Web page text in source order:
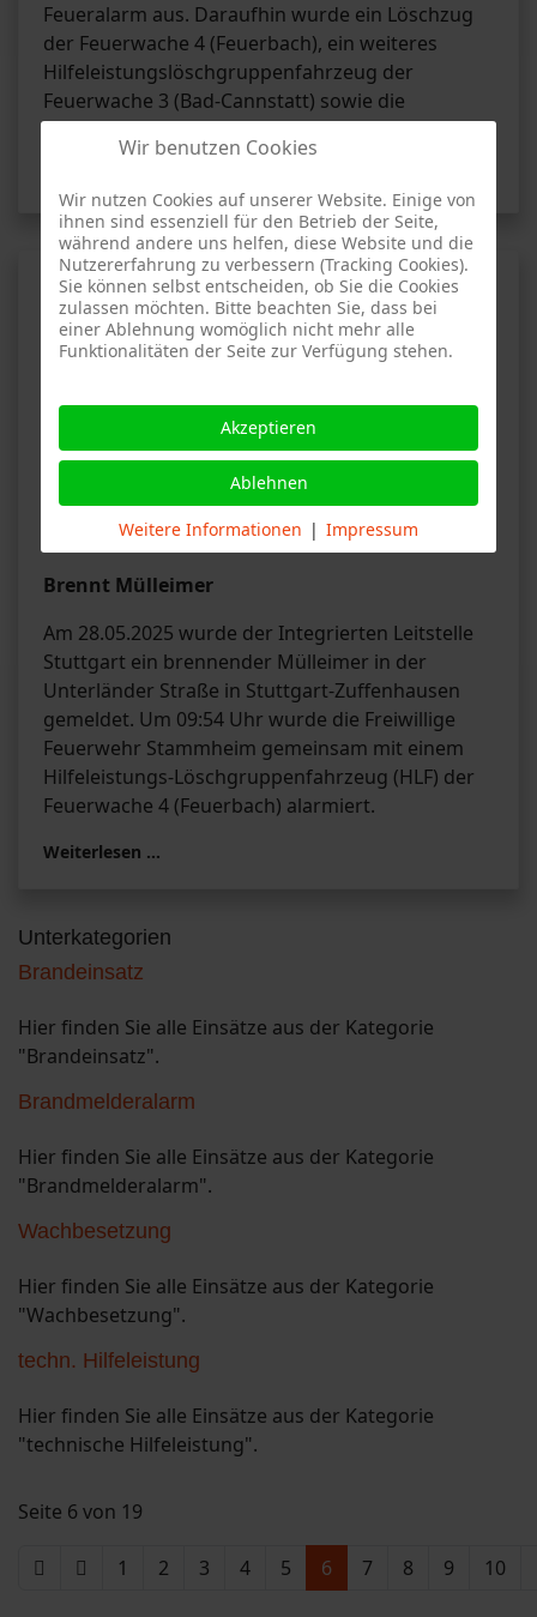
Feueralarm aus. Daraufhin wurde ein Löschzug
der Feuerwache 4 (Feuerbach), ein weiteres
Hilfeleistungslöschgruppenfahrzeug der
Feuerwache 3 (Bad-Cannstatt) sowie die
Freiwillige Feuerwehr Stammheim alarmiert.
Brand 1 - Unterländer Straße,
Stuttgart-Zuffenhausen
YB
Bericht der Feuerwehr Stuttgart-Stammheim
vom 28.05.2026
Brennt Mülleimer
Am 28.05.2025 wurde der Integrierten Leitstelle
Stuttgart ein brennender Mülleimer in der
Unterländer Straße in Stuttgart-Zuffenhausen
gemeldet. Um 09:54 Uhr wurde die Freiwillige
Feuerwehr Stammheim gemeinsam mit einem
Hilfeleistungs-Löschgruppenfahrzeug (HLF) der
Feuerwache 4 (Feuerbach) alarmiert.
Weiterlesen …
Unterkategorien
Brandeinsatz
Hier finden Sie alle Einsätze aus der Kategorie
"Brandeinsatz".
Brandmelderalarm
Hier finden Sie alle Einsätze aus der Kategorie
"Brandmelderalarm".
Wachbesetzung
Hier finden Sie alle Einsätze aus der Kategorie
"Wachbesetzung".
techn. Hilfeleistung
Hier finden Sie alle Einsätze aus der Kategorie
"technische Hilfeleistung".
Seite 6 von 19
1 2 3 4 5 6 7 8 9 10
Wir benutzen Cookies
Wir nutzen Cookies auf unserer Website. Einige von
ihnen sind essenziell für den Betrieb der Seite,
während andere uns helfen, diese Website und die
Nutzererfahrung zu verbessern (Tracking Cookies).
Sie können selbst entscheiden, ob Sie die Cookies
zulassen möchten. Bitte beachten Sie, dass bei
einer Ablehnung womöglich nicht mehr alle
Funktionalitäten der Seite zur Verfügung stehen.
Akzeptieren
Ablehnen
Weitere Informationen | Impressum